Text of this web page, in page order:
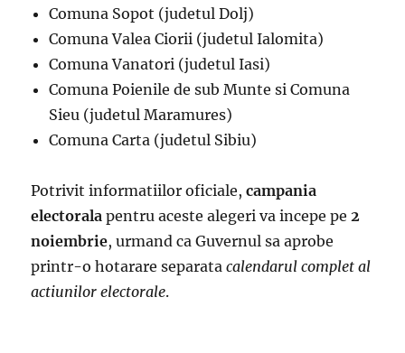
Comuna Sopot (judetul Dolj)
Comuna Valea Ciorii (judetul Ialomita)
Comuna Vanatori (judetul Iasi)
Comuna Poienile de sub Munte si Comuna
Sieu (judetul Maramures)
Comuna Carta (judetul Sibiu)
Potrivit informatiilor oficiale,campania
electorala pentru aceste alegeri va incepe pe2
noiembrie, urmand ca Guvernul sa aprobe
printr-o hotarare separatacalendarul complet al
actiunilor electorale.